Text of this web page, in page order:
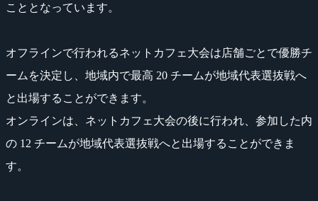
こととなっています。
オフラインで行われるネットカフェ大会は店舗ごとで優勝チ
ームを決定し、地域内で最高 20 チームが地域代表選抜戦へ
と出場することができます。
オンラインは、ネットカフェ大会の後に行われ、参加した内
の 12 チームが地域代表選抜戦へと出場することができま
す。